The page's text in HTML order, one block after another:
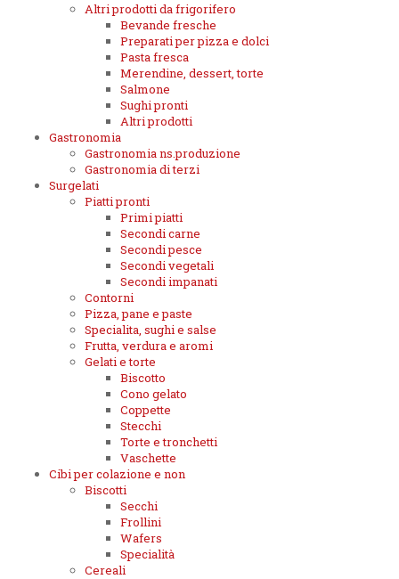
Altri prodotti da frigorifero
Bevande fresche
Preparati per pizza e dolci
Pasta fresca
Merendine, dessert, torte
Salmone
Sughi pronti
Altri prodotti
Gastronomia
Gastronomia ns.produzione
Gastronomia di terzi
Surgelati
Piatti pronti
Primi piatti
Secondi carne
Secondi pesce
Secondi vegetali
Secondi impanati
Contorni
Pizza, pane e paste
Specialita, sughi e salse
Frutta, verdura e aromi
Gelati e torte
Biscotto
Cono gelato
Coppette
Stecchi
Torte e tronchetti
Vaschette
Cibi per colazione e non
Biscotti
Secchi
Frollini
Wafers
Specialità
Cereali